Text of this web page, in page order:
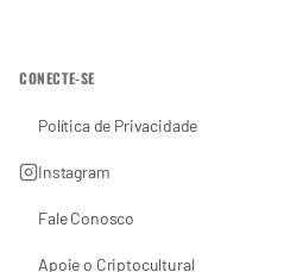
CONECTE-SE
Política de Privacidade
Instagram
Fale Conosco
Apoie o Criptocultural